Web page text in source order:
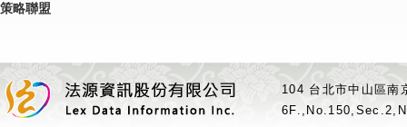
策略聯盟
104 台北市中山區